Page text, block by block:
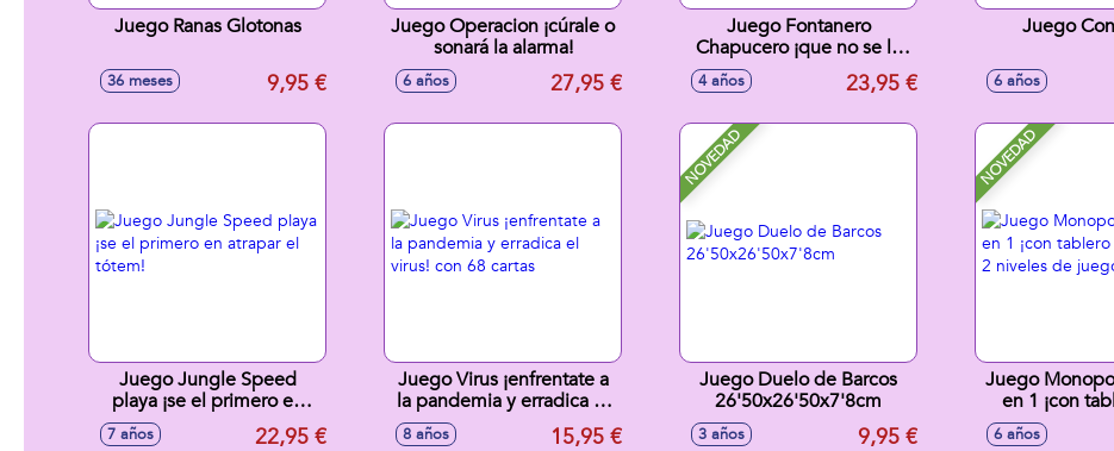
Juego Ranas Glotonas
36 meses 9,95 €
Juego Operacion ¡cúrale o
sonará la alarma!
6 años 27,95 €
Juego Fontanero
Chapucero ¡que no se le
caigan los pantalones!
4 años 23,95 €
Juego
6 años
Juego Jungle Speed
playa ¡se el primero en
atrapar el tótem!
7 años 22,95 €
Juego Virus ¡enfrentate a
la pandemia y erradica el
virus! con 68 cartas
8 años 15,95 €
NOVEDAD
Juego Duelo de Barcos
26'50x26'50x7'8cm
3 años 9,95 €
NOVEDAD
Juego
en 1 ¡con
caras y 2
6 años